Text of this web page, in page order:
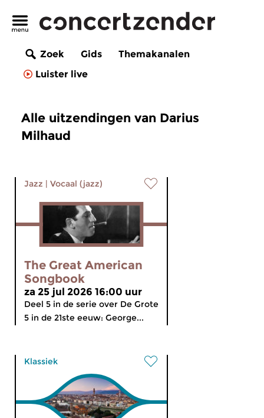
Zoek Gids
Themakanalen
Luister live
Alle uitzendingen van Darius
Milhaud
Jazz | Vocaal (jazz)
The Great American
Songbook
za 25 jul 2026 16:00 uur
Deel 5 in de serie over De Grote
5 in de 21ste eeuw: George...
Klassiek